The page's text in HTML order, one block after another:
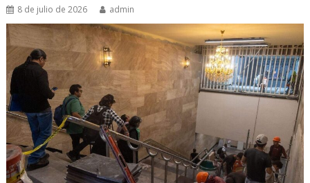
8 de julio de 2026 admin